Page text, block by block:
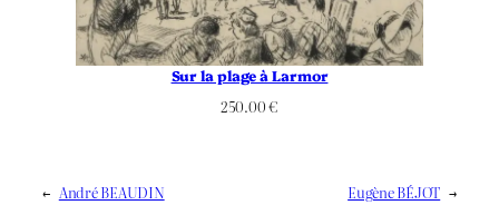
Sur la plage à Larmor
250.00€
← André BEAUDIN Eugène BÉJOT →